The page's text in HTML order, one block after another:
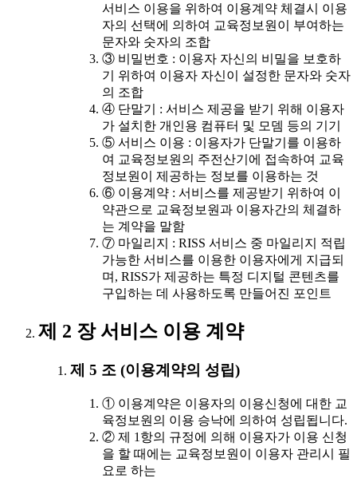
서비스 이용을 위하여 이용계약 체결시 이용
자의 선택에 의하여 교육정보원이 부여하는
문자와 숫자의 조합
③ 비밀번호 : 이용자 자신의 비밀을 보호하
기 위하여 이용자 자신이 설정한 문자와 숫자
의 조합
④ 단말기 : 서비스 제공을 받기 위해 이용자
가 설치한 개인용 컴퓨터 및 모뎀 등의 기기
⑤ 서비스 이용 : 이용자가 단말기를 이용하
여 교육정보원의 주전산기에 접속하여 교육
정보원이 제공하는 정보를 이용하는 것
⑥ 이용계약 : 서비스를 제공받기 위하여 이
약관으로 교육정보원과 이용자간의 체결하
는 계약을 말함
⑦ 마일리지 : RISS 서비스 중 마일리지 적립
가능한 서비스를 이용한 이용자에게 지급되
며, RISS가 제공하는 특정 디지털 콘텐츠를
구입하는 데 사용하도록 만들어진 포인트
제 2 장 서비스 이용 계약
제 5 조 (이용계약의 성립)
① 이용계약은 이용자의 이용신청에 대한 교
육정보원의 이용 승낙에 의하여 성립됩니다.
② 제 1항의 규정에 의해 이용자가 이용 신청
을 할 때에는 교육정보원이 이용자 관리시 필
요로 하는